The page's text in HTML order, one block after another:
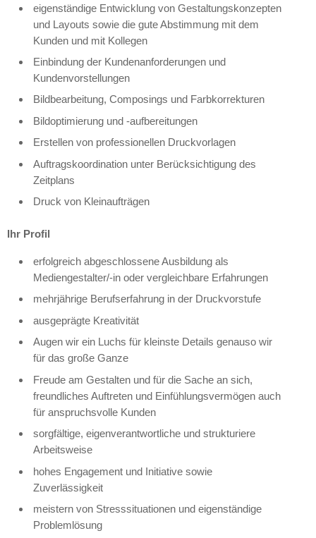
eigenständige Entwicklung von Gestaltungskonzepten
und Layouts sowie die gute Abstimmung mit dem
Kunden und mit Kollegen
Einbindung der Kundenanforderungen und
Kundenvorstellungen
Bildbearbeitung, Composings und Farbkorrekturen
Bildoptimierung und -aufbereitungen
Erstellen von professionellen Druckvorlagen
Auftragskoordination unter Berücksichtigung des
Zeitplans
Druck von Kleinaufträgen
Ihr Profil
erfolgreich abgeschlossene Ausbildung als
Mediengestalter/-in oder vergleichbare Erfahrungen
mehrjährige Berufserfahrung in der Druckvorstufe
ausgeprägte Kreativität
Augen wir ein Luchs für kleinste Details genauso wir
für das große Ganze
Freude am Gestalten und für die Sache an sich,
freundliches Auftreten und Einfühlungsvermögen auch
für anspruchsvolle Kunden
sorgfältige, eigenverantwortliche und strukturiere
Arbeitsweise
hohes Engagement und Initiative sowie
Zuverlässigkeit
meistern von Stresssituationen und eigenständige
Problemlösung